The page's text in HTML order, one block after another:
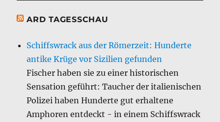
ARD TAGESSCHAU
Schiffswrack aus der Römerzeit: Hunderte
antike Krüge vor Sizilien gefunden
Fischer haben sie zu einer historischen
Sensation geführt: Taucher der italienischen
Polizei haben Hunderte gut erhaltene
Amphoren entdeckt - in einem Schiffswrack